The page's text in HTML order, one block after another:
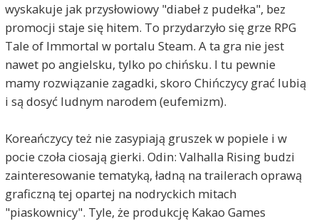
wyskakuje jak przysłowiowy "diabeł z pudełka", bez
promocji staje się hitem. To przydarzyło się grze RPG
Tale of Immortal w portalu Steam. A ta gra nie jest
nawet po angielsku, tylko po chińsku. I tu pewnie
mamy rozwiązanie zagadki, skoro Chińczycy grać lubią
i są dosyć ludnym narodem (eufemizm).
Koreańczycy też nie zasypiają gruszek w popiele i w
pocie czoła ciosają gierki. Odin: Valhalla Rising budzi
zainteresowanie tematyką, ładną na trailerach oprawą
graficzną tej opartej na nodryckich mitach
"piaskownicy". Tyle, że produkcję Kakao Games